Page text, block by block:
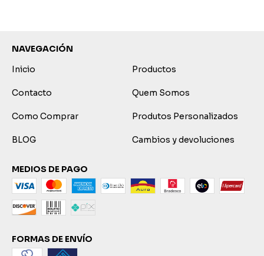
NAVEGACIÓN
Inicio
Productos
Contacto Quem Somos
Como Comprar Produtos Personalizados
BLOG Cambios y devoluciones
MEDIOS DE PAGO
FORMAS DE ENVÍO